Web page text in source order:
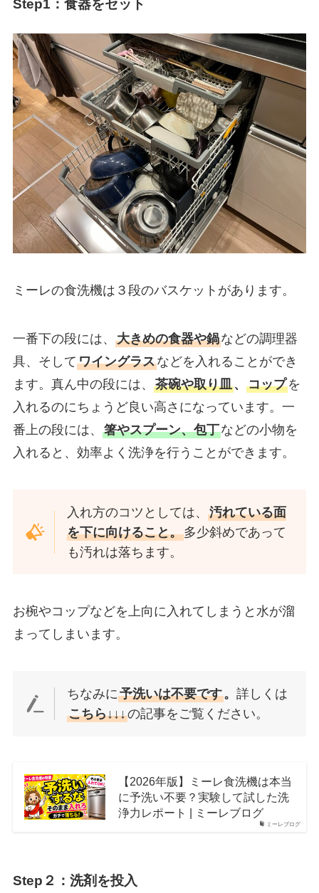
Step1：食器をセット
ミーレの食洗機は３段のバスケットがあります。
一番下の段には、 大きめの食器や鍋などの調理器
具、そしてワイングラスなどを入れることができ
ます。真ん中の段には、 茶碗や取り皿、 コップを
入れるのにちょうど良い高さになっています。一
番上の段には、 箸やスプーン、包丁などの小物を
入れると、効率よく洗浄を行うことができます。
入れ方のコツとしては、汚れている面
を下に向けること。多少斜めであって
も汚れは落ちます。
お椀やコップなどを上向に入れてしまうと水が溜
まってしまいます。
ちなみに予洗いは不要です。詳しくは
こちら↓↓↓の記事をご覧ください。
ミーレブログ
【2026年版】ミーレ食洗機は本当
に予洗い不要？実験して試した洗
浄力レポート | ミーレブログ
Step２：洗剤を投入